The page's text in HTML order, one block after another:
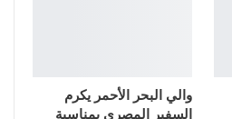
والي البحر الأحمر يكرم
السفير المصري بمناسبة